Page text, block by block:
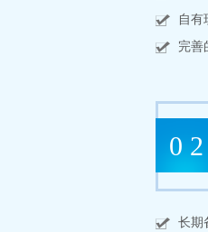
自有
完善
0 2
长期